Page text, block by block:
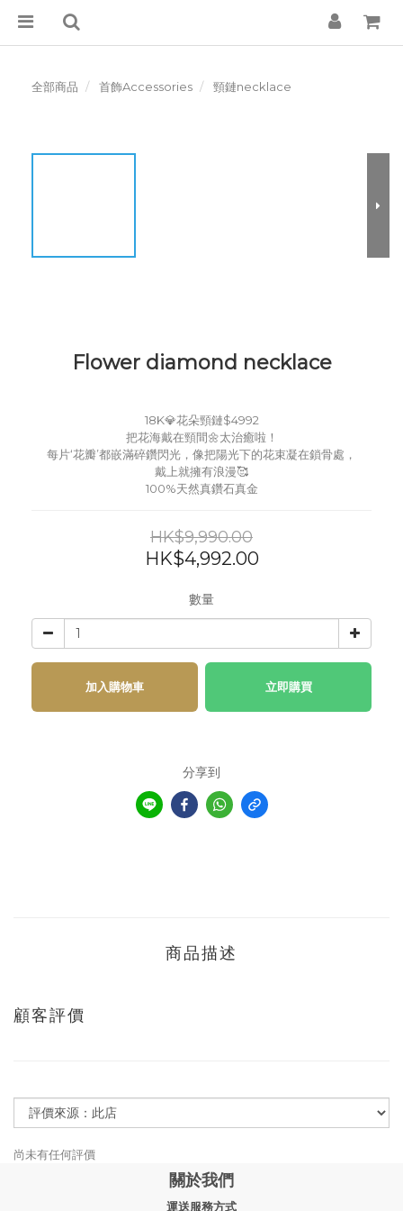
全部商品 首飾Accessories 頸鏈necklace
Flower diamond necklace
18K💎花朵頸鏈$4992
把花海戴在頸間🌼太治癒啦！
每片‘花瓣’都嵌滿碎鑽閃光，像把陽光下的花束凝在鎖骨處，
戴上就擁有浪漫🥰
100%天然真鑽石真金
HK$9,990.00
HK$4,992.00
數量
加入購物車 立即購買
分享到
商品描述
顧客評價
尚未有任何評價
關於我們
運送服務方式